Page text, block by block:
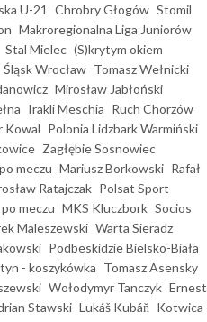
U-21 Chrobry Głogów Stomil
Makroregionalna Liga Juniorów
Stal Mielec (S)krytym okiem
Śląsk Wrocław Tomasz Wełnicki
Mirosław Jabłoński
Irakli Meschia Ruch Chorzów
Kowal Polonia Lidzbark Warmiński
Zagłębie Sosnowiec
meczu Mariusz Borkowski Rafał
Ratajczak Polsat Sport
meczu MKS Kluczbork Socios
Maleszewski Warta Sieradz
Podbeskidzie Bielsko-Biała
- koszykówka Tomasz Asensky
Wołodymyr Tanczyk Ernest
Stawski Lukáš Kubáň Kotwica